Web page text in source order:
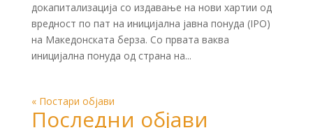
докапитализација со издавање на нови хартии од
вредност по пат на иницијална јавна понуда (IPO)
на Македонската берза. Со првата ваква
иницијална понуда од страна на...
« Постари објави
Последни објави